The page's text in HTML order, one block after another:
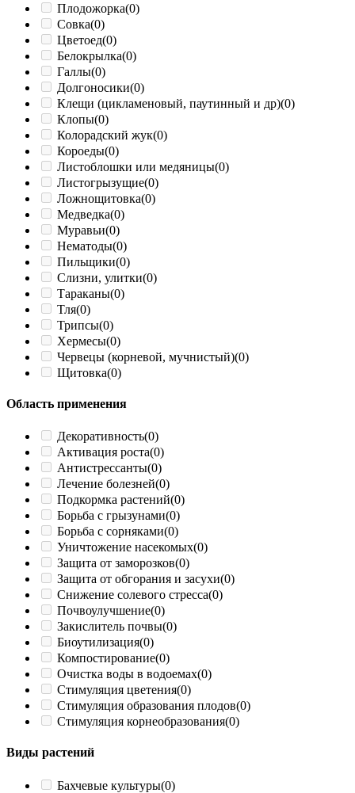
Плодожорка(0)
Совка(0)
Цветоед(0)
Белокрылка(0)
Галлы(0)
Долгоносики(0)
Клещи (цикламеновый, паутинный и др)(0)
Клопы(0)
Колорадский жук(0)
Короеды(0)
Листоблошки или медяницы(0)
Листогрызущие(0)
Ложнощитовка(0)
Медведка(0)
Муравьи(0)
Нематоды(0)
Пильщики(0)
Слизни, улитки(0)
Тараканы(0)
Тля(0)
Трипсы(0)
Хермесы(0)
Червецы (корневой, мучнистый)(0)
Щитовка(0)
Область применения
Декоративность(0)
Активация роста(0)
Антистрессанты(0)
Лечение болезней(0)
Подкормка растений(0)
Борьба с грызунами(0)
Борьба с сорняками(0)
Уничтожение насекомых(0)
Защита от заморозков(0)
Защита от обгорания и засухи(0)
Снижение солевого стресса(0)
Почвоулучшение(0)
Закислитель почвы(0)
Биоутилизация(0)
Компостирование(0)
Очистка воды в водоемах(0)
Стимуляция цветения(0)
Стимуляция образования плодов(0)
Стимуляция корнеобразования(0)
Виды растений
Бахчевые культуры(0)